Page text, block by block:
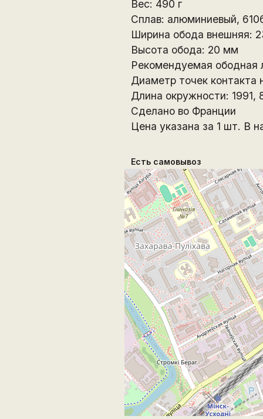
Вес: 490 г
Сплав: алюминиевый,
Ширина обода внешняя:
Высота обода: 20 мм
Рекомендуемая
Диаметр точек
Длина окружности: 1991,
Сделано во Франции
Цена указана за 1 шт. В
Есть самовывоз